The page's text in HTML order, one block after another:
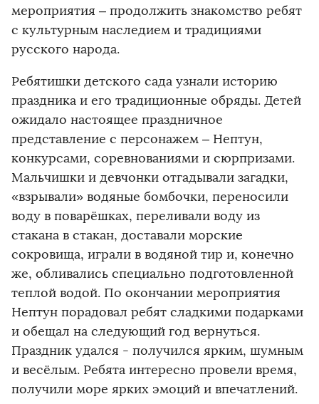
мероприятия – продолжить знакомство ребят
с культурным наследием и традициями
русского народа.
Ребятишки детского сада узнали историю
праздника и его традиционные обряды. Детей
ожидало настоящее праздничное
представление с персонажем – Нептун,
конкурсами, соревнованиями и сюрпризами.
Мальчишки и девчонки отгадывали загадки,
«взрывали» водяные бомбочки, переносили
воду в поварёшках, переливали воду из
стакана в стакан, доставали морские
сокровища, играли в водяной тир и, конечно
же, обливались специально подготовленной
теплой водой. По окончании мероприятия
Нептун порадовал ребят сладкими подарками
и обещал на следующий год вернуться.
Праздник удался - получился ярким, шумным
и весёлым. Ребята интересно провели время,
получили море ярких эмоций и впечатлений.